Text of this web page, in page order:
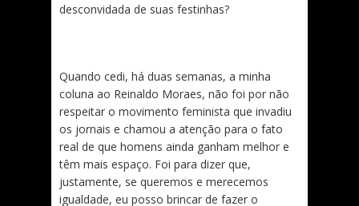
desconvidada de suas festinhas?
Quando cedi, há duas semanas, a minha
coluna ao Reinaldo Moraes, não foi por não
respeitar o movimento feminista que invadiu
os jornais e chamou a atenção para o fato
real de que homens ainda ganham melhor e
têm mais espaço. Foi para dizer que,
justamente, se queremos e merecemos
igualdade, eu posso brincar de fazer o